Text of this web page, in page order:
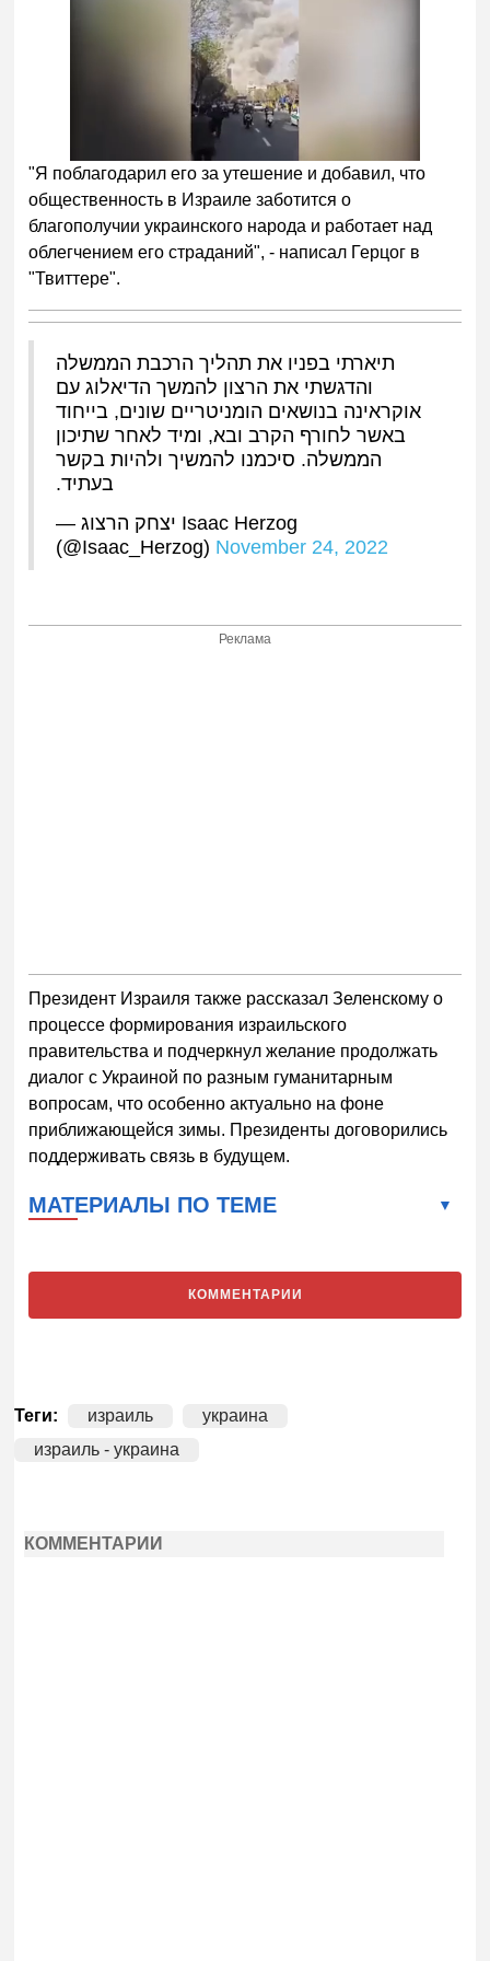
"Я поблагодарил его за утешение и добавил, что
общественность в Израиле заботится о
благополучии украинского народа и работает над
облегчением его страданий", - написал Герцог в
"Твиттере".
תיארתי בפניו את תהליך הרכבת הממשלה
והדגשתי את הרצון להמשך הדיאלוג עם
אוקראינה בנושאים הומניטריים שונים, בייחוד
באשר לחורף הקרב ובא, ומיד לאחר שתיכון
הממשלה. סיכמנו להמשיך ולהיות בקשר
בעתיד.
— יצחק הרצוג Isaac Herzog
(@Isaac_Herzog) November 24, 2022
Реклама
Президент Израиля также рассказал Зеленскому о
процессе формирования израильского
правительства и подчеркнул желание продолжать
диалог с Украиной по разным гуманитарным
вопросам, что особенно актуально на фоне
приближающейся зимы. Президенты договорились
поддерживать связь в будущем.
МАТЕРИАЛЫ ПО ТЕМЕ
КОММЕНТАРИИ
Теги: израиль
украина
израиль - украина
КОММЕНТАРИИ